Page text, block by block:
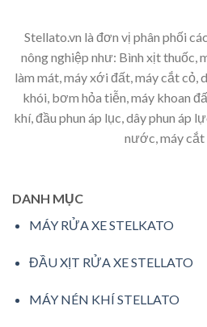
Stellato.vn là đơn vị phân phối
nông nghiệp như: Bình xịt thuốc,
làm mát, máy xới đất, máy cắt cỏ,
khói, bơm hỏa tiễn, máy khoan
khí, đầu phun áp lục, dây phun áp
nước, máy cắt
DANH MỤC
MÁY RỬA XE STELKATO
ĐẦU XỊT RỬA XE STELLATO
MÁY NÉN KHÍ STELLATO